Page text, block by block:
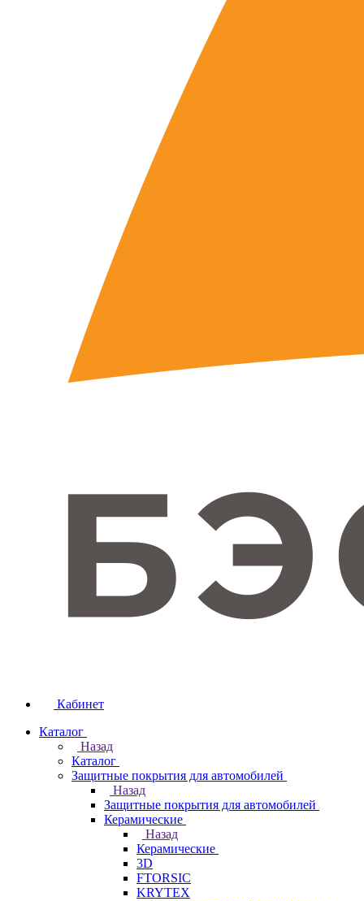
Кабинет
Каталог
Назад
Каталог
Защитные покрытия для автомобилей
Назад
Защитные покрытия для автомобилей
Керамические
Назад
Керамические
3D
FTORSIC
KRYTEX